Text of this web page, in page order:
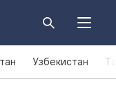
Узбекистан